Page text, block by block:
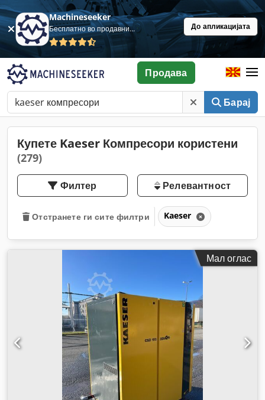
Machineseeker
Бесплатно во продавница До апликацијата
Барај
Продава
Купете Kaeser Компресори користени
(279)
Филтер Релевантност
Отстранете ги сите филтри Kaeser
Мал оглас